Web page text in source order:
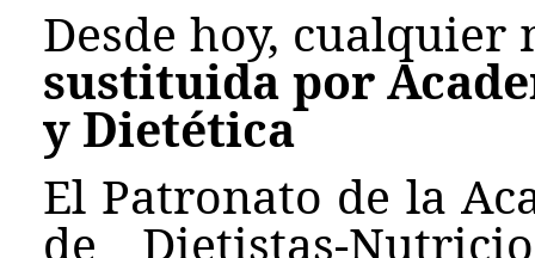
Desde hoy, cualquier
sustituida por
y Dietética
El Patronato de la
de Dietistas-